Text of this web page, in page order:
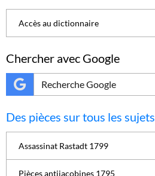
Accès au dictionnaire
Chercher avec Google
Des pièces sur tous les sujets
Assassinat Rastadt 1799
Pièces antijacobines 1795